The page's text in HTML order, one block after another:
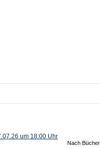
um 18:00 Uhr